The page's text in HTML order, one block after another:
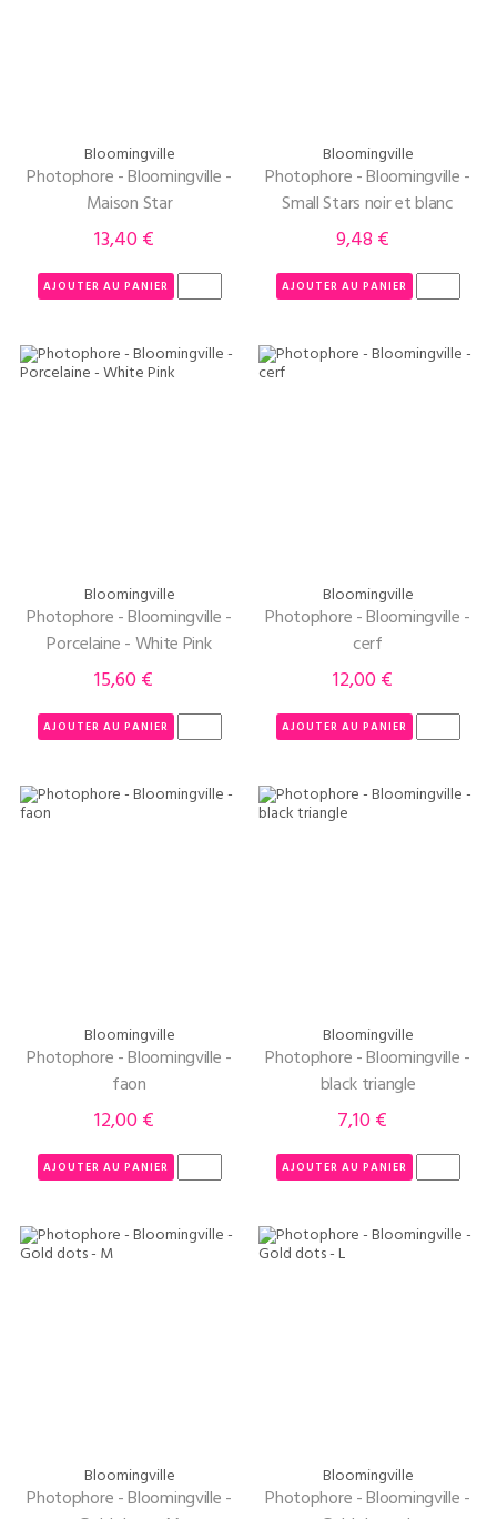
Bloomingville
Photophore - Bloomingville -
Maison Star
Prix
13,40 €
AJOUTER AU PANIER
Bloomingville
Photophore - Bloomingville -
Small Stars noir et blanc
Prix
9,48 €
AJOUTER AU PANIER
Bloomingville
Photophore - Bloomingville -
Porcelaine - White Pink
Prix
15,60 €
AJOUTER AU PANIER
Bloomingville
Photophore - Bloomingville -
cerf
Prix
12,00 €
AJOUTER AU PANIER
Bloomingville
Photophore - Bloomingville -
faon
Prix
12,00 €
AJOUTER AU PANIER
Bloomingville
Photophore - Bloomingville -
black triangle
Prix
7,10 €
AJOUTER AU PANIER
Bloomingville
Photophore - Bloomingville -
Bloomingville
Photophore - Bloomingville -